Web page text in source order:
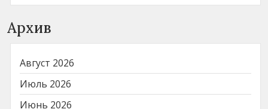
Архив
Август 2026
Июль 2026
Июнь 2026